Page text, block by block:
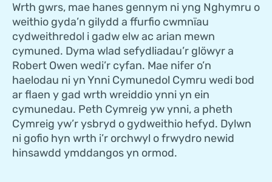
Wrth gwrs, mae hanes gennym ni yng Nghymru o
weithio gyda’n gilydd a ffurfio cwmnïau
cydweithredol i gadw elw ac arian mewn
cymuned. Dyma wlad sefydliadau’r glöwyr a
Robert Owen wedi’r cyfan. Mae nifer o’n
haelodau ni yn Ynni Cymunedol Cymru wedi bod
ar flaen y gad wrth wreiddio ynni yn ein
cymunedau. Peth Cymreig yw ynni, a pheth
Cymreig yw’r ysbryd o gydweithio hefyd. Dylwn
ni gofio hyn wrth i’r orchwyl o frwydro newid
hinsawdd ymddangos yn ormod.